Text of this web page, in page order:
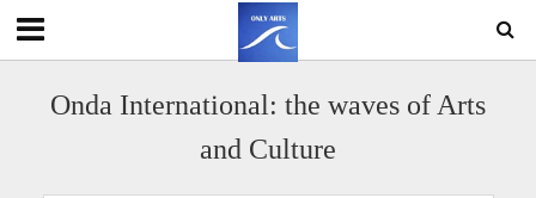
Onda International: the waves of Arts
and Culture